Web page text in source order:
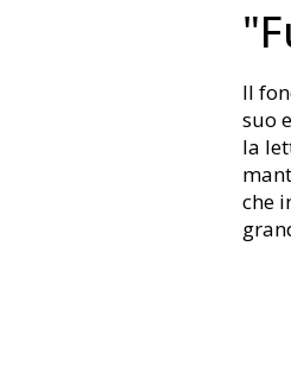
Il
suo
la
che